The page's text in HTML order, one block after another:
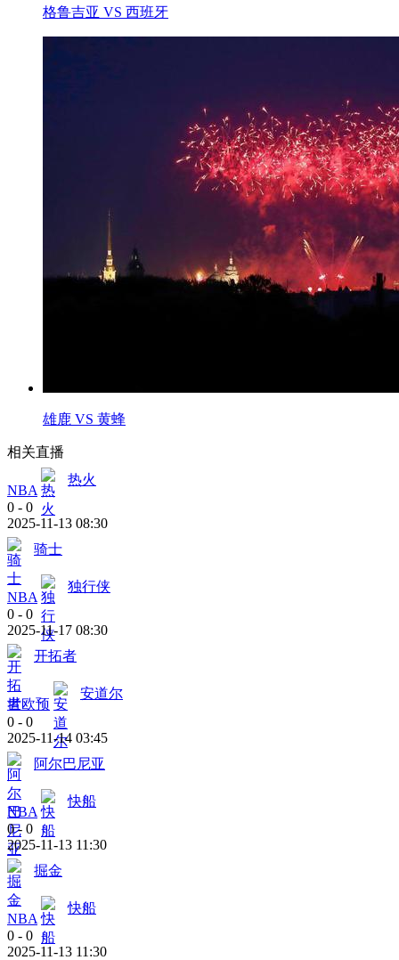
格鲁吉亚 VS 西班牙
雄鹿 VS 黄蜂
相关直播
NBA
热火
0 - 0
2025-11-13 08:30
骑士
NBA
独行侠
0 - 0
2025-11-17 08:30
开拓者
世欧预
安道尔
0 - 0
2025-11-14 03:45
阿尔巴尼亚
NBA
快船
0 - 0
2025-11-13 11:30
掘金
NBA
快船
0 - 0
2025-11-13 11:30